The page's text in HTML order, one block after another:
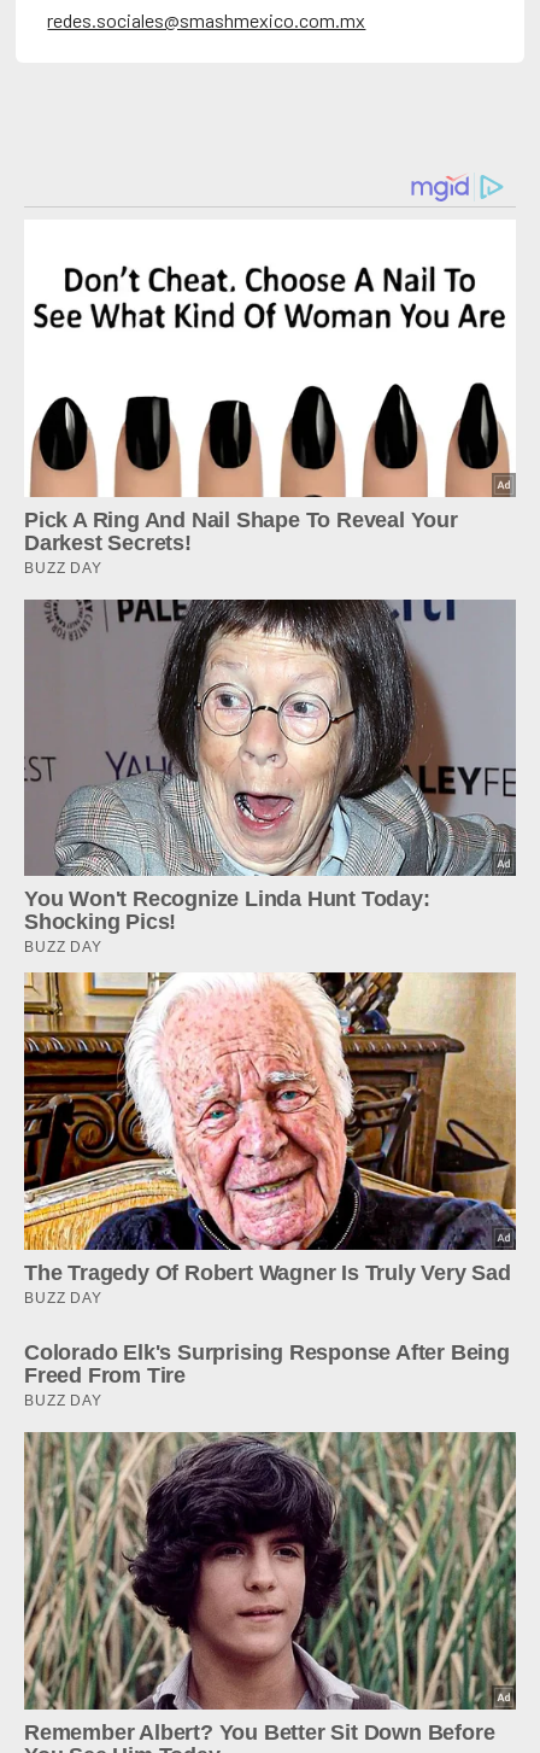
redes.sociales@smashmexico.com.mx